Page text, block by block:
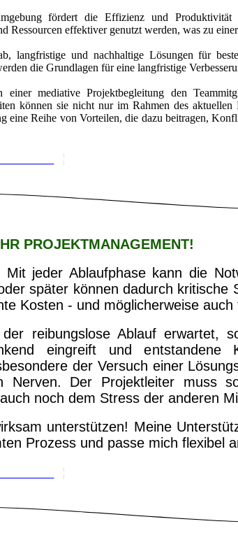
fördert die Effizienz und
Ressourcen effektiver genutzt werden, was zu
langfristige und nachhaltige Lösungen für
die Grundlagen für eine langfristige
einer mediative Projektbegleitung den
können sie nicht nur im Rahmen des
eine Reihe von Vorteilen, die dazu beitragen,
PROJEKTMANAGEMENT!
jeder Ablaufphase kann die
später können dadurch
Kosten - und möglicherweise
reibungslose Ablauf erwartet,
eingreift und
der Versuch einer
Nerven. Der Projektleiter muss
noch dem Stress der anderen
unterstützen! Meine
Prozess und passe mich flexibel